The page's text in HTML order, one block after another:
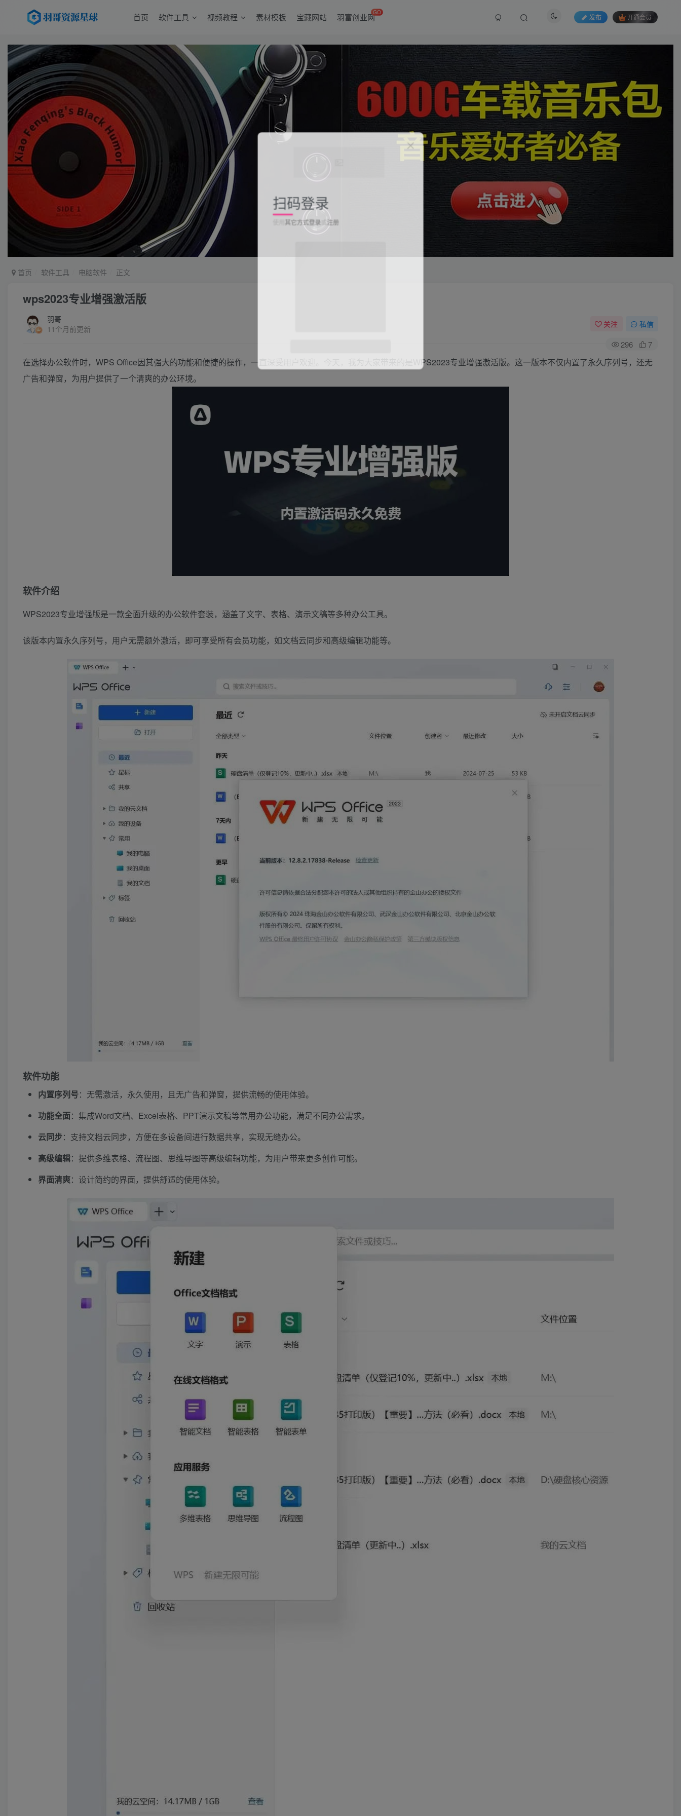
首页 软件工具 视频教程 素材模板 宝藏网站 羽富创业网GO
发布 开通会员
首页 软件工具 电脑软件 正文
wps2023专业增强激活版
羽哥
11个月前更新
关注 私信
296 7
在选择办公软件时，WPS Office因其强大的功能和便捷的操作，一直深受用户欢迎。今天，我为大家带来的是WPS2023专业增强激活版。这一版本不仅内置了永久序列号，还无
广告和弹窗，为用户提供了一个清爽的办公环境。
软件介绍
WPS2023专业增强版是一款全面升级的办公软件套装，涵盖了文字、表格、演示文稿等多种办公工具。
该版本内置永久序列号，用户无需额外激活，即可享受所有会员功能，如文档云同步和高级编辑功能等。
软件功能
内置序列号：无需激活，永久使用，且无广告和弹窗，提供流畅的使用体验。
功能全面：集成Word文档、Excel表格、PPT演示文稿等常用办公功能，满足不同办公需求。
云同步：支持文档云同步，方便在多设备间进行数据共享，实现无缝办公。
高级编辑：提供多维表格、流程图、思维导图等高级编辑功能，为用户带来更多创作可能。
界面清爽：设计简约的界面，提供舒适的使用体验。
扫码登录
使用其它方式登录 或 注册